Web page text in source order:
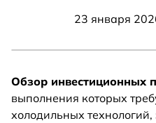
23 января
Обзор инвестиционных
выполнения которых
холодильных